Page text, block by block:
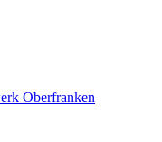
Oberfranken